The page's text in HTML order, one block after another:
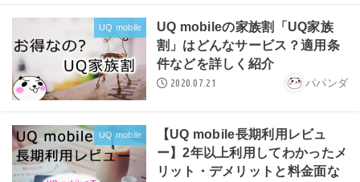
UQ mobile
UQ mobileの家族割「UQ家族
割」はどんなサービス？適用条
件などを詳しく紹介
2020.07.21 パパンダ
UQ mobile
【UQ mobile長期利用レビュ
ー】2年以上利用してわかったメ
リット・デメリットと料金面な